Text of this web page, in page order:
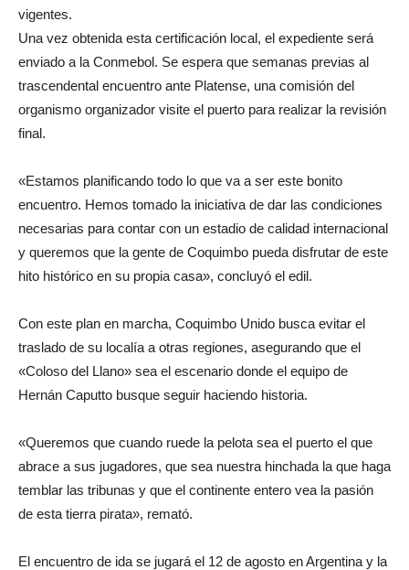
vigentes.
Una vez obtenida esta certificación local, el expediente será
enviado a la Conmebol. Se espera que semanas previas al
trascendental encuentro ante Platense, una comisión del
organismo organizador visite el puerto para realizar la revisión
final.
«Estamos planificando todo lo que va a ser este bonito
encuentro. Hemos tomado la iniciativa de dar las condiciones
necesarias para contar con un estadio de calidad internacional
y queremos que la gente de Coquimbo pueda disfrutar de este
hito histórico en su propia casa», concluyó el edil.
Con este plan en marcha, Coquimbo Unido busca evitar el
traslado de su localía a otras regiones, asegurando que el
«Coloso del Llano» sea el escenario donde el equipo de
Hernán Caputto busque seguir haciendo historia.
«Queremos que cuando ruede la pelota sea el puerto el que
abrace a sus jugadores, que sea nuestra hinchada la que haga
temblar las tribunas y que el continente entero vea la pasión
de esta tierra pirata», remató.
El encuentro de ida se jugará el 12 de agosto en Argentina y la